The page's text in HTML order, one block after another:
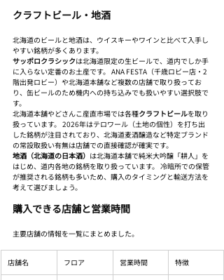
クラフトビール・地酒
北海道のビールと地酒は、ウイスキーやワインと比べて入手し
やすい銘柄が多くあります。
サッポロクラシックは北海道限定の生ビールで、道内でしか手
に入らない定番のお土産です。 ANA FESTA（千歳ロビー店・2
階出発ロビー）や北海道本舗など複数の店舗で取り扱ってお
り、缶ビールのため機内への持ち込みでも扱いやすい選択肢で
す。
北海道本舗やどさんこ産直市場では各種クラフトビールを取り
扱っています。 2026年はテロワール（土地の個性）を打ち出
した銘柄が注目されており、北海道麦酒醸造など特定ブランド
の常設取扱い有無は店舗での直接確認が確実です。
地酒（北海道の日本酒） は北海道本舗で純米大吟醸「耕人」を
はじめ、道内各地の銘柄を取り扱っています。 冷暗所での保管
が推奨される銘柄も多いため、購入のタイミングと輸送方法を
考えて選びましょう。
購入できる店舗と営業時間
主要店舗の情報を一覧にまとめました。
店舗名 フロア 営業時間 特徴